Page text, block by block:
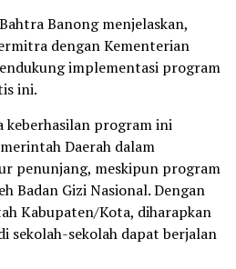
Banong menjelaskan,
dengan Kementerian
implementasi program
ini.
keberhasilan program ini
Daerah dalam
penunjang, meskipun program
Badan Gizi Nasional. Dengan
Kabupaten/Kota, diharapkan
sekolah-sekolah dapat berjalan